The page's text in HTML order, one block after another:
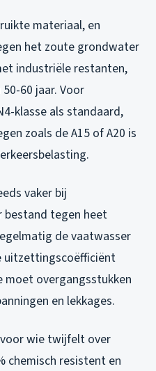
materiaal, en
het zoute grondwater
industriële restanten,
60 jaar. Voor
klasse als standaard,
zoals de A15 of A20 is
vaker bij
bestand tegen heet
de vaatwasser
uitzettingscoëfficiënt
moet overgangsstukken
en lekkages.
wie twijfelt over
chemisch resistent en